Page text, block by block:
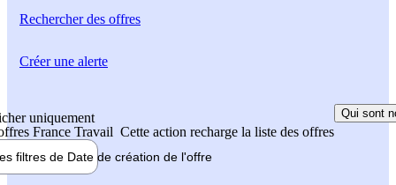
Rechercherdes offres
uniquement
France Travail Cette action recharge la liste des offres
Qui sont
filtres de Date de création de l'offre
Créer une alerte